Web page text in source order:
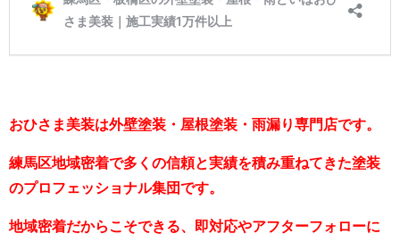
おひさま美装は外壁塗装・屋根塗装・雨漏り専門店です。
練馬区地域密着で多くの信頼と実績を積み重ねてきた塗装
のプロフェッショナル集団です。
地域密着だからこそできる、即対応やアフターフォローに